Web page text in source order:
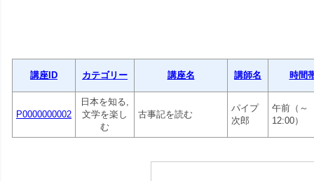
講座ID カテゴリー 講座名 講師名 時間
P0000000002
日本を知る,
文学を楽し
む
古事記を読む
パイプ
次郎
午前（～
12:00）